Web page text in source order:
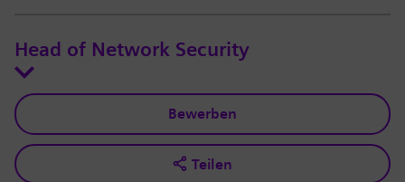
Head of Network Security
Bewerben
Teilen